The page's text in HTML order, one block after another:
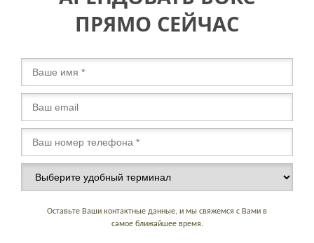
ПРЯМО СЕЙЧАС
Оставьте Ваши контактные данные, и мы свяжемся с Вами в
самое ближайшее время.